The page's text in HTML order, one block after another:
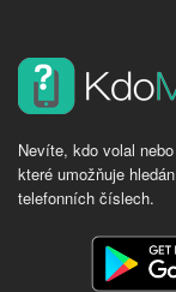
Nevíte, kdo volal
které umožňuje
telefonních číslech.